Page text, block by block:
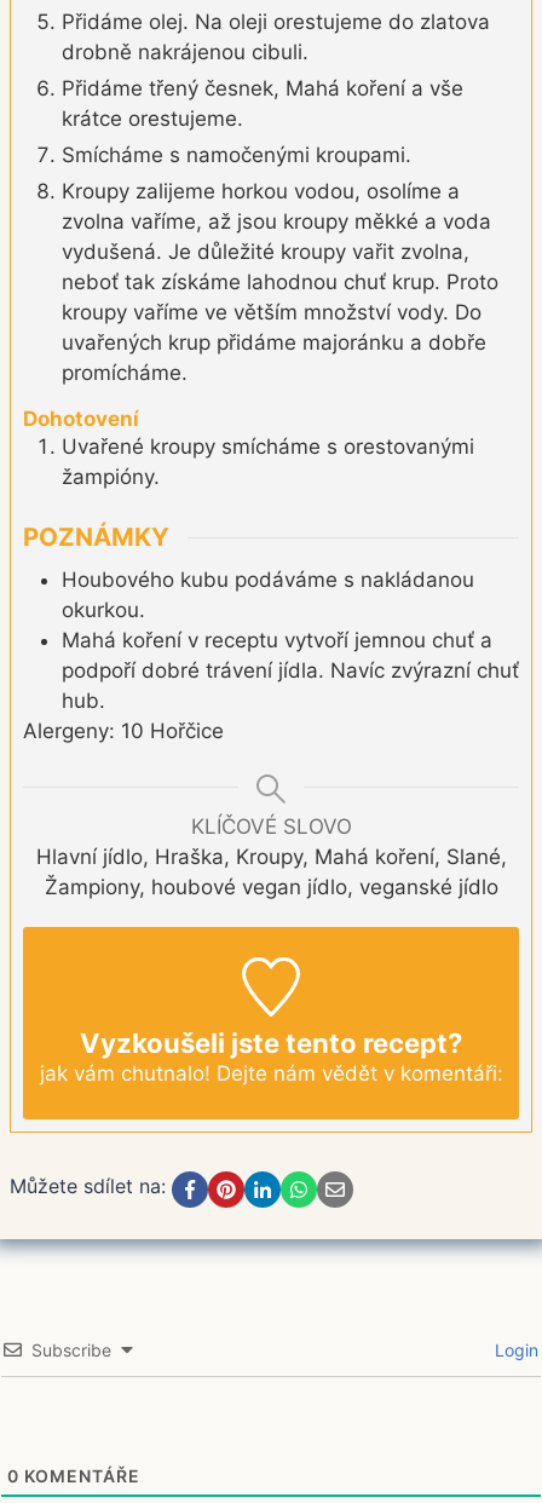
Přidáme olej. Na oleji orestujeme do zlatova
drobně nakrájenou cibuli.
Přidáme třený česnek, Mahá koření a vše
krátce orestujeme.
Smícháme s namočenými kroupami.
Kroupy zalijeme horkou vodou, osolíme a
zvolna vaříme, až jsou kroupy měkké a voda
vydušená. Je důležité kroupy vařit zvolna,
neboť tak získáme lahodnou chuť krup. Proto
kroupy vaříme ve větším množství vody. Do
uvařených krup přidáme majoránku a dobře
promícháme.
Dohotovení
Uvařené kroupy smícháme s orestovanými
žampióny.
POZNÁMKY
Houbového kubu podáváme s nakládanou
okurkou.
Mahá koření v receptu vytvoří jemnou chuť a
podpoří dobré trávení jídla. Navíc zvýrazní chuť
hub.
Alergeny: 10 Hořčice
KLÍČOVÉ SLOVO
Hlavní jídlo, Hraška, Kroupy, Mahá koření, Slané,
Žampiony, houbové vegan jídlo, veganské jídlo
Vyzkoušeli jste tento recept?
jak vám chutnalo! Dejte nám vědět v komentáři:
Můžete sdílet na:
Subscribe Login
0 KOMENTÁŘE